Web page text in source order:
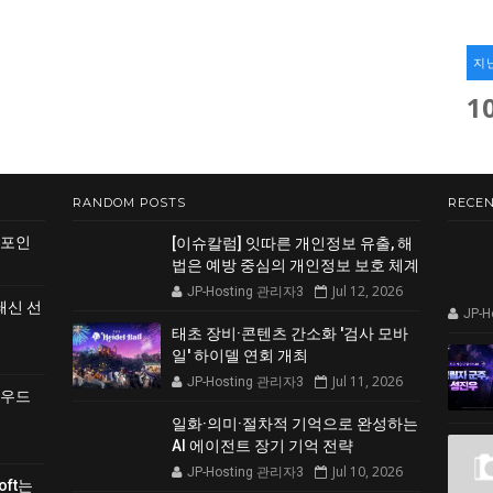
지
인
신 선
드
는
RANDOM POSTS
[이슈칼럼] 잇따른 개인정보 유출, 해
법은 예방 중심의 개인정보 보호 체계
JP-Hosting 관리자3 Jul 12, 2026
태초 장비·콘텐츠 간소화 '검사 모바
일' 하이델 연회 개최
JP-Hosting 관리자3 Jul 11, 2026
일화·의미·절차적 기억으로 완성하는
AI 에이전트 장기 기억 전략
JP-Hosting 관리자3 Jul 10, 2026
JP-